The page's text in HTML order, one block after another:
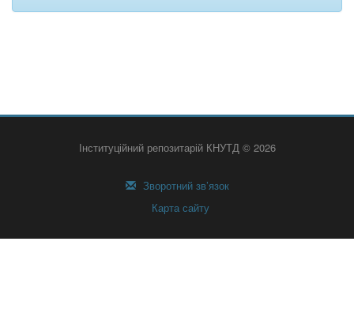
Інституційний репозитарій КНУТД © 2026
Зворотний зв’язок
Карта сайту